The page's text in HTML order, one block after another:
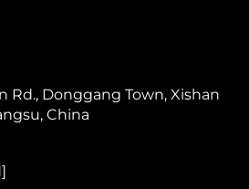
Rd., Donggang Town, Xishan
China